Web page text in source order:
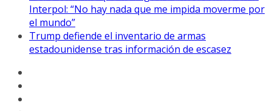
Interpol: “No hay nada que me impida moverme por
el mundo”
Trump defiende el inventario de armas
estadounidense tras información de escasez